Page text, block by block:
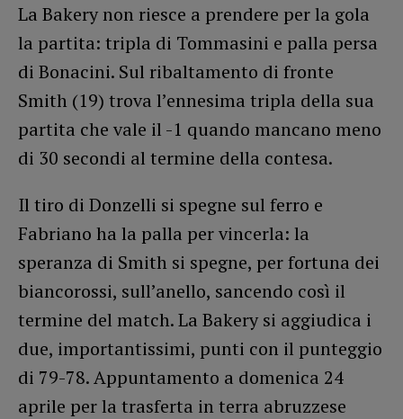
La Bakery non riesce a prendere per la gola
la partita: tripla di Tommasini e palla persa
di Bonacini. Sul ribaltamento di fronte
Smith (19) trova l’ennesima tripla della sua
partita che vale il -1 quando mancano meno
di 30 secondi al termine della contesa.
Il tiro di Donzelli si spegne sul ferro e
Fabriano ha la palla per vincerla: la
speranza di Smith si spegne, per fortuna dei
biancorossi, sull’anello, sancendo così il
termine del match. La Bakery si aggiudica i
due, importantissimi, punti con il punteggio
di 79-78. Appuntamento a domenica 24
aprile per la trasferta in terra abruzzese